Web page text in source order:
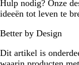
Hulp nodig? Onze
ideeën tot leven te
Better by Design
Dit artikel is